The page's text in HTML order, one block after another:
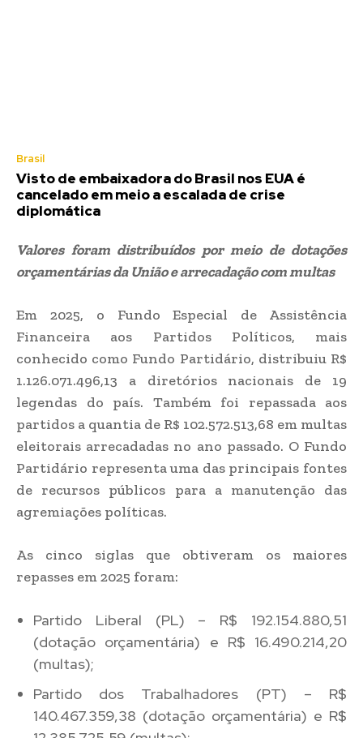
Brasil
Visto de embaixadora do Brasil nos EUA é
cancelado em meio a escalada de crise
diplomática
Valores foram distribuídos por meio de dotações
orçamentárias da União e arrecadação com multas
Em 2025, o Fundo Especial de Assistência
Financeira aos Partidos Políticos, mais
conhecido como Fundo Partidário, distribuiu R$
1.126.071.496,13 a diretórios nacionais de 19
legendas do país. Também foi repassada aos
partidos a quantia de R$ 102.572.513,68 em multas
eleitorais arrecadadas no ano passado. O Fundo
Partidário representa uma das principais fontes
de recursos públicos para a manutenção das
agremiações políticas.
As cinco siglas que obtiveram os maiores
repasses em 2025 foram:
Partido Liberal (PL) – R$ 192.154.880,51
(dotação orçamentária) e R$ 16.490.214,20
(multas);
Partido dos Trabalhadores (PT) – R$
140.467.359,38 (dotação orçamentária) e R$